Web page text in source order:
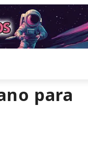
para